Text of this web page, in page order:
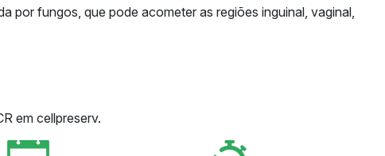
por fungos, que pode acometer as regiões inguinal, vaginal,
em cellpreserv.